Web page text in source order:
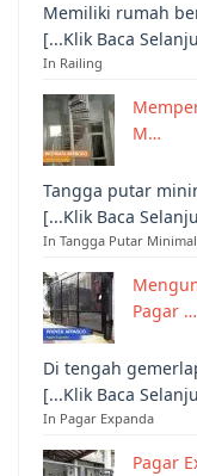
Memiliki rumah
[...Klik Baca
In Railing
M…
Tangga putar
[...Klik Baca
In Tangga Putar
Pagar …
Di tengah
[...Klik Baca
In Pagar Expanda
Pagar